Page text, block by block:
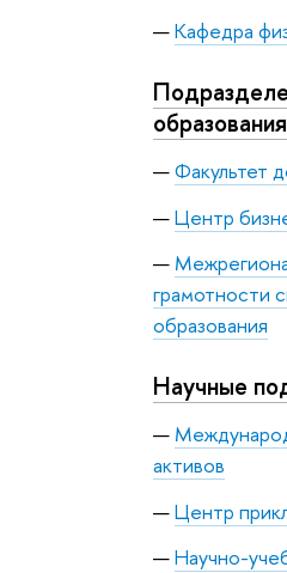
Кафедра
образования
Факультет
Центр
грамотности
образования
Научные
активов
Центр
Научно-